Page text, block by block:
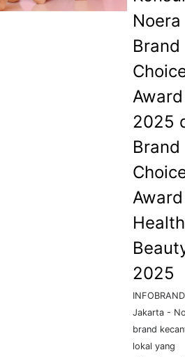
Noera
Brand
Award
2025
Brand
2025
Jakarta -
brand
lokal yang